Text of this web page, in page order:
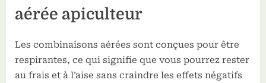
aérée apiculteur
Les combinaisons aérées sont conçues pour être
respirantes, ce qui signifie que vous pourrez rester
au frais et à l’aise sans craindre les effets négatifs